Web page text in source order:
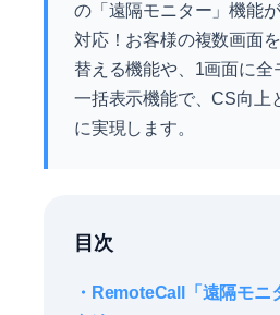
の「遠隔モニター」機能
対応！お客様の複数画面
替える機能や、1画面に全
一括表示機能で、CS向上
に実現します。
目次
・RemoteCall「遠隔モニ